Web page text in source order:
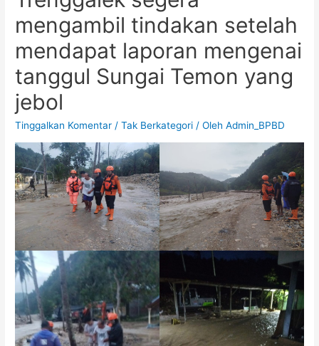
mengambil tindakan setelah
mendapat laporan mengenai
tanggul Sungai Temon yang
jebol
Tinggalkan Komentar /Tak Berkategori / OlehAdmin_BPBD